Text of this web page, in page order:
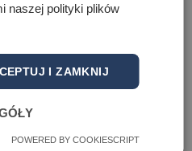
– przewodniczący ZE
K– egzaminator
naszej polityki plików
I ZAMKNIJ
POWERED BY COOKIESCRIPT